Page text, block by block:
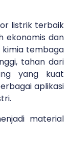
listrik terbaik
ekonomis dan
kimia tembaga
tahan dari
yang kuat
aplikasi
material